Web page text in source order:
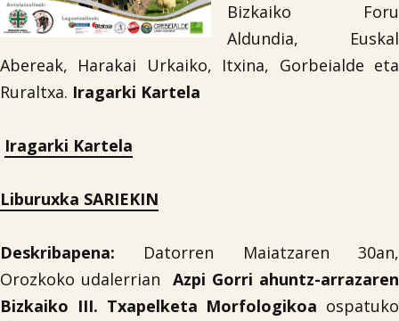
Bizkaiko Foru
Aldundia, Euskal
Abereak, Harakai Urkaiko, Itxina, Gorbeialde eta
Ruraltxa. Iragarki Kartela
Iragarki Kartela
Liburuxka SARIEKIN
Deskribapena: Datorren Maiatzaren 30an,
Orozkoko udalerrian Azpi Gorri ahuntz-arrazaren
Bizkaiko III. Txapelketa Morfologikoa ospatuko